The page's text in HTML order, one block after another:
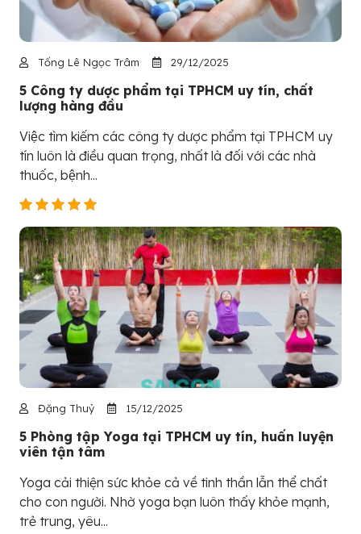
Tống Lê Ngọc Trâm 29/12/2025
5 Công ty dược phẩm tại TPHCM uy tín, chất
lượng hàng đầu
Việc tìm kiếm các công ty dược phẩm tại TPHCM uy
tín luôn là điều quan trọng, nhất là đối với các nhà
thuốc, bệnh...
Đặng Thuỷ 15/12/2025
5 Phòng tập Yoga tại TPHCM uy tín, huấn luyện
viên tận tâm
Yoga cải thiện sức khỏe cả về tinh thần lẫn thể chất
cho con người. Nhờ yoga bạn luôn thấy khỏe mạnh,
trẻ trung, yêu...